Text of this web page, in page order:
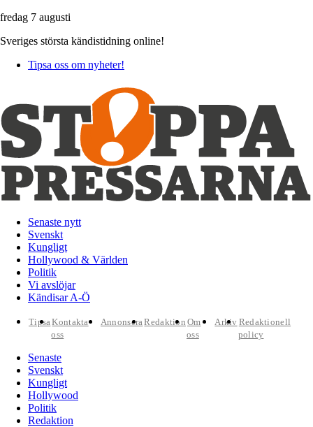
fredag 7 augusti
Sveriges största kändistidning online!
Tipsa oss om nyheter!
Senaste nytt
Svenskt
Kungligt
Hollywood & Världen
Politik
Vi avslöjar
Kändisar A-Ö
TipsaKontakta
oss
AnnonseraRedaktion Om
oss
Arkiv Redaktionell
policy
Senaste
Svenskt
Kungligt
Hollywood
Politik
Redaktion